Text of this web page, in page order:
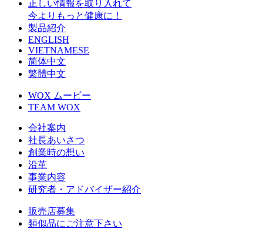
正しい情報を取り入れて
今よりもっと健康に！
製品紹介
ENGLISH
VIETNAMESE
简体中文
繁體中文
WOX ムービー
TEAM WOX
会社案内
社長あいさつ
創業時の想い
沿革
事業内容
研究者・アドバイザー紹介
販売店募集
類似品にご注意下さい